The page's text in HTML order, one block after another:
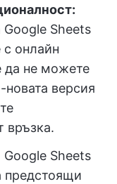
Sheets
с онлайн
да не можете
версия
връзка.
Google Sheets
предстоящи